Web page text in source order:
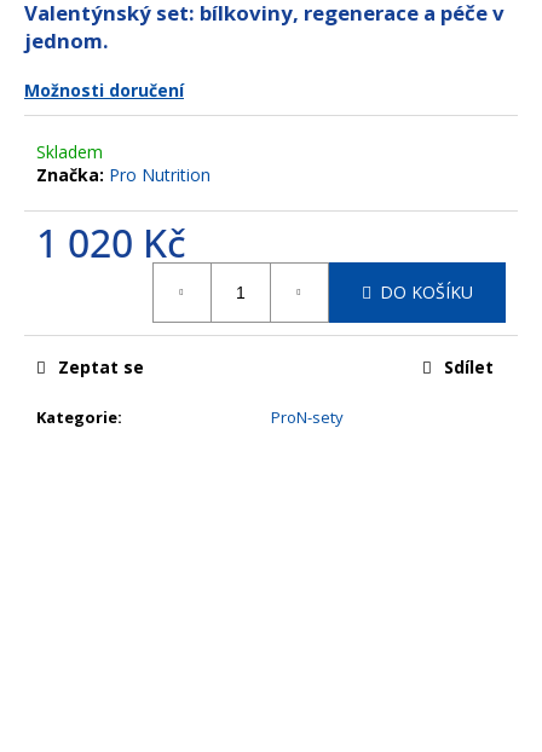
5
hvězdiček.
Valentýnský set: bílkoviny, regenerace a péče v
jednom.
Možnosti doručení
Skladem
Značka: Pro Nutrition
1 020 Kč
DO KOŠÍKU
Kategorie: ProN-sety
Zeptat se Sdílet
a
j
í
t
?
o